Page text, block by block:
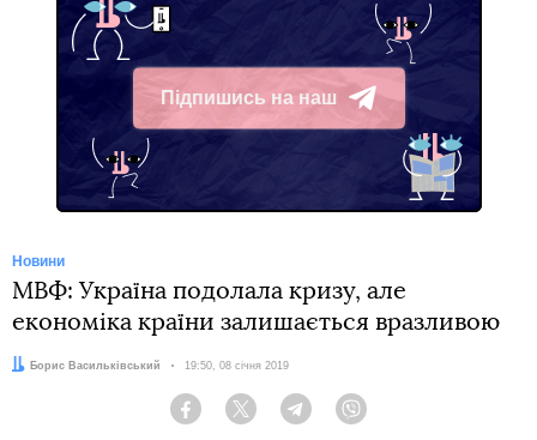
Підпишись на наш
Telegram
Новини
МВФ: Україна подолала кризу, але
економіка країни залишається вразливою
Автор:Борис Васильківський Дата:
19:50, 08 січня 2019
Facebook Twitter Telegram